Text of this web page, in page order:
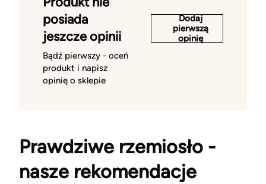
posiada
jeszcze opinii
Bądź pierwszy - oceń
produkt i napisz
opinię o sklepie
Dodaj
pierwszą
opinię
Prawdziwe rzemiosło -
nasze rekomendacje